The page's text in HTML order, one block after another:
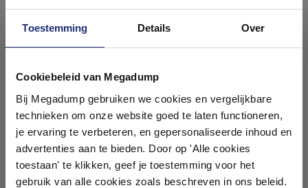
Toestemming Details Over
Cookiebeleid van Megadump
Bij Megadump gebruiken we cookies en vergelijkbare
technieken om onze website goed te laten functioneren,
je ervaring te verbeteren, en gepersonaliseerde inhoud en
advertenties aan te bieden. Door op 'Alle cookies
toestaan' te klikken, geef je toestemming voor het
gebruik van alle cookies zoals beschreven in ons beleid.
#mijndroombadkamer
Wij geloven in de kracht van delen. Deel jouw
en tag @megadumpnl. Samen bouwen we een
inspirerende omgeving vol met unieke
badkamerstijlen. Doe je mee?
badkamers in onze 1000 m²
showroom
Laat je inspireren door 21 volledig ingerichte
badkameropstellingen – van compact tot luxe. Onze
ervaren adviseurs helpen je persoonlijk, en je vindt
tegels & sanitair direct uit voorraad. Gratis parkeren
op eigen terrein.